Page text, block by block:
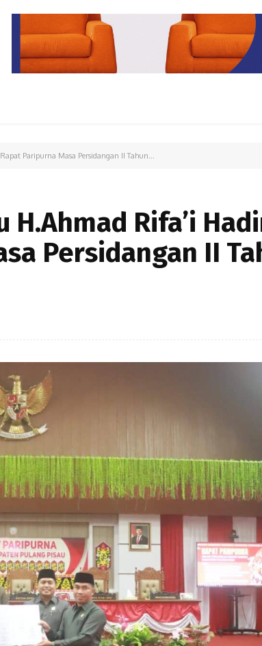
Paripurna Masa Persidangan II Tahun...
H.Ahmad Rifa’i
Persidangan II